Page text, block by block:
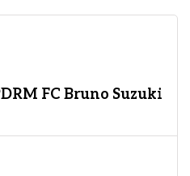
FC Bruno Suzuki